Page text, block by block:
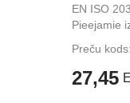
EN ISO
Pieejamie
Preču kods:
27,45